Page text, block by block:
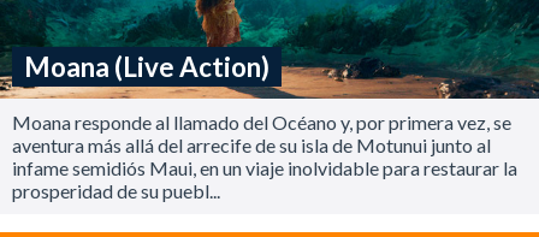
Moana (Live Action)
Moana responde al llamado del Océano y, por primera vez, se
aventura más allá del arrecife de su isla de Motunui junto al
infame semidiós Maui, en un viaje inolvidable para restaurar la
prosperidad de su puebl...